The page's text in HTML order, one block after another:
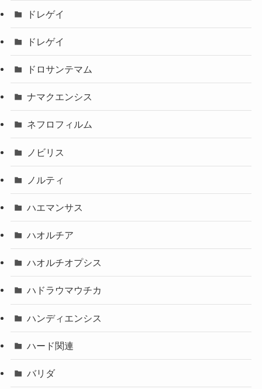
ドレゲイ
ドレゲイ
ドロサンテマム
ナマクエンシス
ネフロフィルム
ノビリス
ノルティ
ハエマンサス
ハオルチア
ハオルチオプシス
ハドラウマウチカ
ハンディエンシス
ハード関連
バリダ